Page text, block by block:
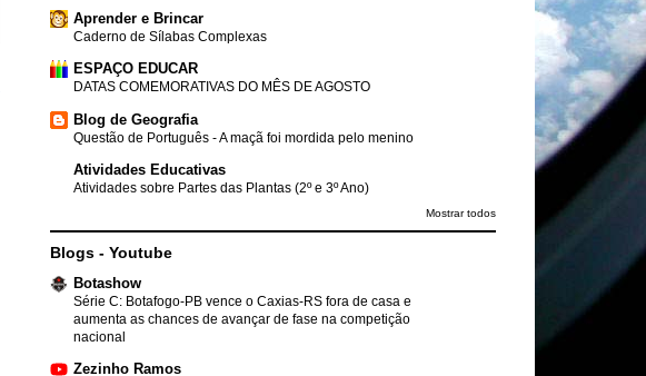
Aprender e Brincar
Caderno de Sílabas Complexas
ESPAÇO EDUCAR
DATAS COMEMORATIVAS DO MÊS DE AGOSTO
Blog de Geografia
Questão de Português - A maçã foi mordida pelo menino
Atividades Educativas
Atividades sobre Partes das Plantas (2º e 3º Ano)
Mostrar todos
Blogs - Youtube
Botashow
Série C: Botafogo-PB vence o Caxias-RS fora de casa e
aumenta as chances de avançar de fase na competição
nacional
Zezinho Ramos